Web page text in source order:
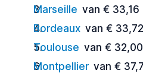
Marseille van € 33,16
Bordeaux van €
Toulouse van €
Montpellier van €